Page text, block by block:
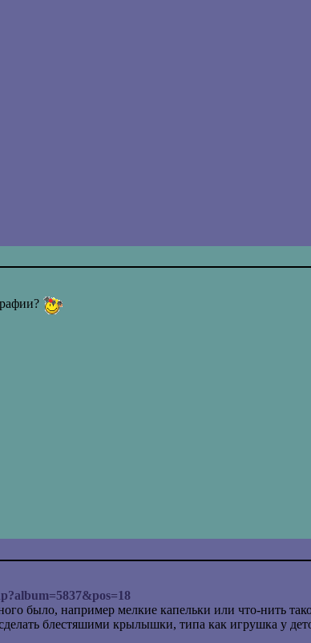
было, например мелкие капельки или что-нить
блестяшими крылышки, типа как игрушка у